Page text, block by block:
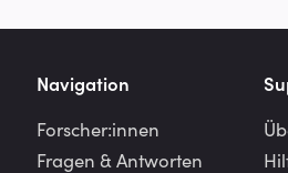
Navigation
Forscher:innen
Fragen & Antworten